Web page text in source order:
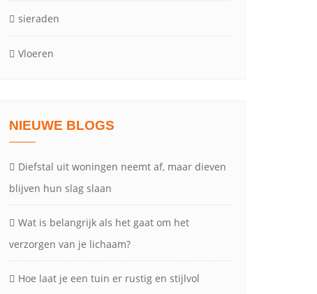
sieraden
Vloeren
NIEUWE BLOGS
Diefstal uit woningen neemt af, maar dieven
blijven hun slag slaan
Wat is belangrijk als het gaat om het
verzorgen van je lichaam?
Hoe laat je een tuin er rustig en stijlvol